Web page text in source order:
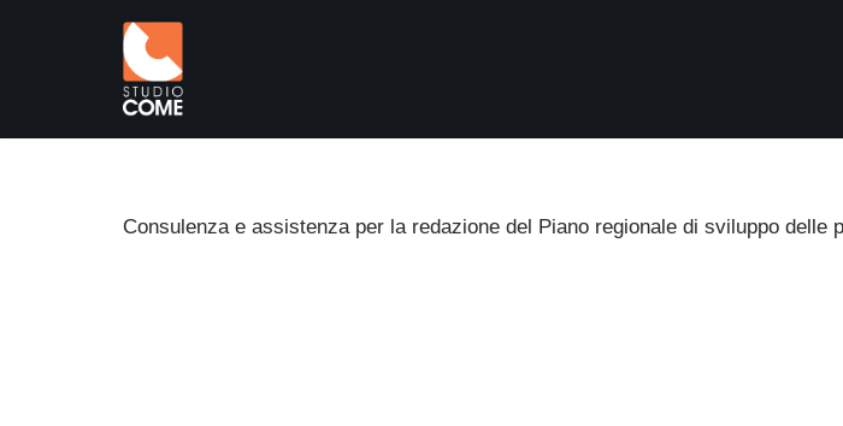
contenuto
Consulenza e assistenza per la redazione del Piano regionale di sviluppo delle